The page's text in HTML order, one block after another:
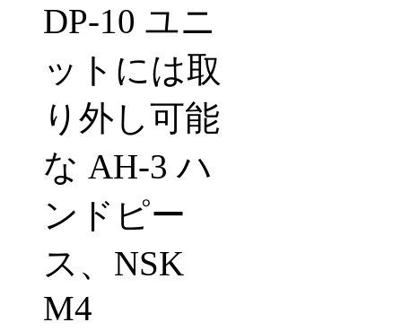
DP-10 ユニ
ットには取
り外し可能
な AH-3 ハ
ンドピー
ス、NSK
M4